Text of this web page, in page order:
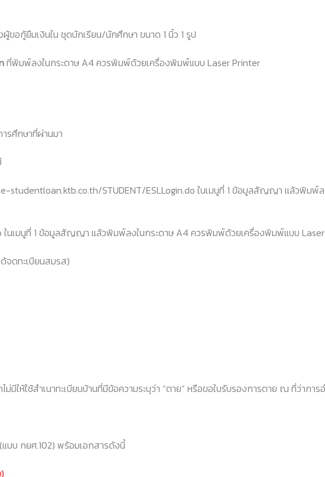
ขอกู้ยืมเงินใน ชุดนักเรียน/นักศึกษา ขนาด 1 นิ้ว 1 รูป
ที่พิมพ์ลงในกระดาษ A4 ควรพิมพ์ด้วยเครื่องพิมพ์แบบ Laser Printer
รศึกษาที่ผ่านมา
STUDENT/ESLLogin.do ในเมนูที่ 1 ข้อมูลสัญญา แล้วพิมพ์ล
นเมนูที่ 1 ข้อมูลสัญญา แล้วพิมพ์ลงในกระดาษ A4 ควรพิมพ์ด้วยเครื่องพิมพ์แบบ
จดทะเบียนสมรส)
ห้ใช้สำเนาทะเบียนบ้านที่มีข้อความระบุว่า “ตาย” หรือขอใบรับรองการตาย ณ ที่ว่าการ
บบ กยศ.102) พร้อมเอกสารดังนี้